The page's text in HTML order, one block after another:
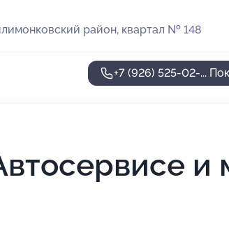
район, квартал № 148
+7 (926) 525-02-...
и